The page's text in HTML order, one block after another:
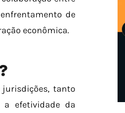
de
econômica.
tanto
efetividade da